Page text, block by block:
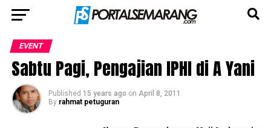
EVENT
Sabtu Pagi, Pengajian IPHI di A Yani
Published 15 years ago on April 8, 2011
By rahmat petuguran